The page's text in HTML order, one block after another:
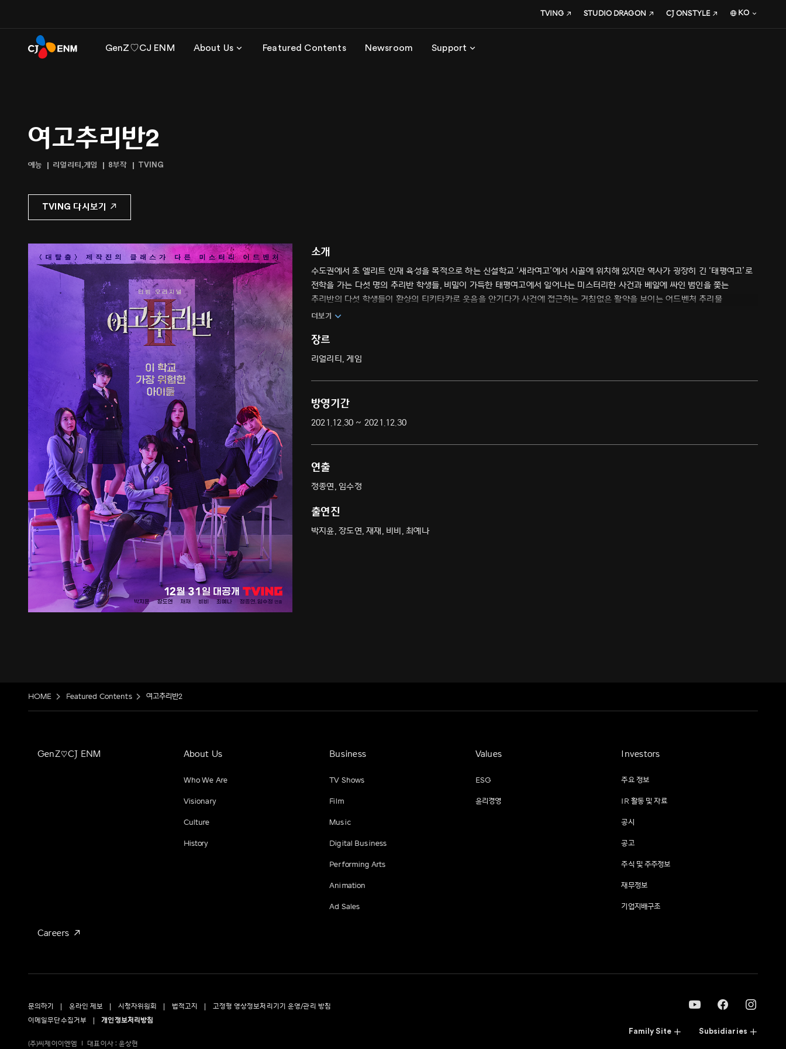
GenZ♡CJ ENM About Us Featured Contents Newsroom Support
TVING STUDIO DRAGON CJ ONSTYLE KO
여고추리반2
예능 리얼리티,게임 8부작 TVING
TVING 다시보기
소개
수도권에서 초 엘리트 인재 육성을 목적으로 하는 신설학교 ‘새라여고’에서 시골에 위치해 있지만 역사가 굉장히 긴 ‘태평여고’로
전학을 가는 다섯 명의 추리반 학생들, 비밀이 가득한 태평여고에서 일어나는 미스터리한 사건과 베일에 싸인 범인을 쫓는
추리반의 다섯 학생들이 환상의 티키타카로 웃음을 안기다가 사건에 접근하는 거침없은 활약을 보이는 어드벤처 추리물
더보기
장르
리얼리티, 게임
방영기간
2021.12.30 ~ 2021.12.30
연출
정종연, 임수정
출연진
박지윤, 장도연, 재재, 비비, 최예나
HOME Featured Contents 여고추리반2
GenZ♡CJ ENM About Us
Who We Are
Visionary
Culture
History
Business
TV Shows
Film
Music
Digital Business
Performing Arts
Animation
Ad Sales
Values
ESG
윤리경영
Investors
주요 정보
IR 활동 및 자료
공시
공고
주식 및 주주정보
재무정보
기업지배구조
Careers
문의하기 온라인 제보 시청자위원회 법적고지
고정형 영상정보처리기기 운영/관리 방침
이메일무단수집거부
개인정보처리방침
Family Site Subsidiaries
(주)씨제이이엔엠 대표이사 : 윤상현